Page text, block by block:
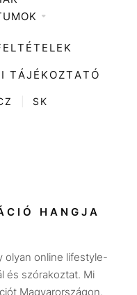
TÁJÉKOZTATÓ
SK
HANGJA
olyan online lifestyle-
és szórakoztat. Mi
Magyarországon.